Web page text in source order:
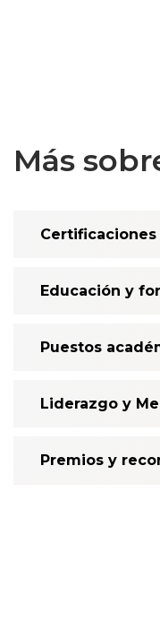
Más
Educación y
Puestos
Liderazgo y
Premios y